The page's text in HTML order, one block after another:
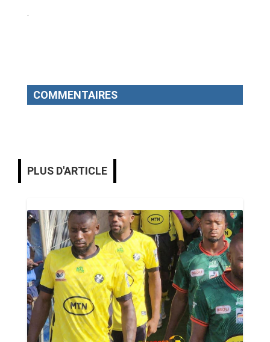
.
COMMENTAIRES
PLUS D'ARTICLE